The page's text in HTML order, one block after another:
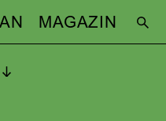
MAGAZIN